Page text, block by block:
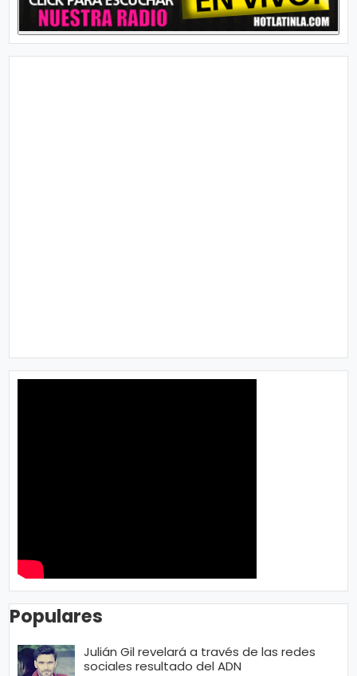
Populares
Julián Gil revelará a través de las redes
sociales resultado del ADN